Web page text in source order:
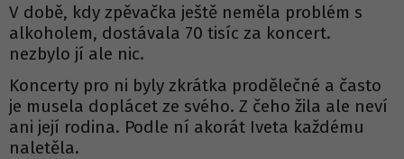
V době, kdy zpěvačka ještě neměla problém s
alkoholem, dostávala 70 tisíc za koncert.
nezbylo jí ale nic.
Koncerty pro ni byly zkrátka prodělečné a často
je musela doplácet ze svého. Z čeho žila ale neví
ani její rodina. Podle ní akorát Iveta každému
naletěla.